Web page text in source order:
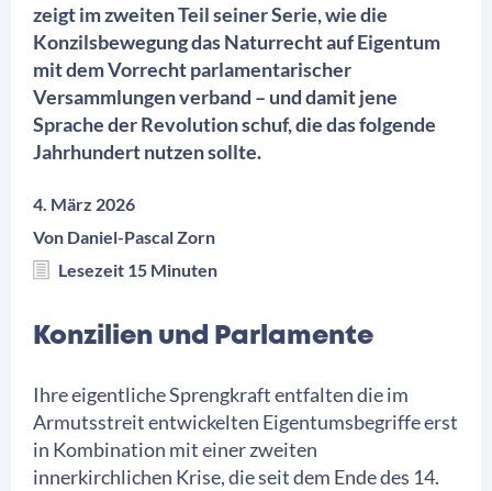
zeigt im zweiten Teil seiner Serie, wie die
Konzilsbewegung das Naturrecht auf Eigentum
mit dem Vorrecht parlamentarischer
Versammlungen verband – und damit jene
Sprache der Revolution schuf, die das folgende
Jahrhundert nutzen sollte.
4. März 2026
Von Daniel-Pascal Zorn
Lesezeit 15 Minuten
Konzilien und Parlamente
Ihre eigentliche Sprengkraft entfalten die im
Armutsstreit entwickelten Eigentumsbegriffe erst
in Kombination mit einer zweiten
innerkirchlichen Krise, die seit dem Ende des 14.